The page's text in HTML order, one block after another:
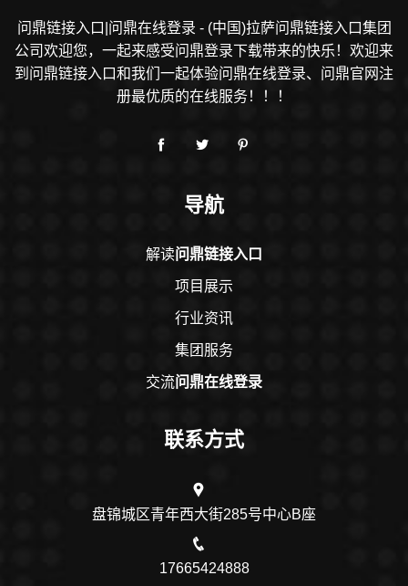
问鼎链接入口|问鼎在线登录 - (中国)拉萨问鼎链接入口集团
公司欢迎您，一起来感受问鼎登录下载带来的快乐！欢迎来
到问鼎链接入口和我们一起体验问鼎在线登录、问鼎官网注
册最优质的在线服务！！！
导航
解读问鼎链接入口
项目展示
行业资讯
集团服务
交流问鼎在线登录
联系方式
盘锦城区青年西大街285号中心B座
17665424888